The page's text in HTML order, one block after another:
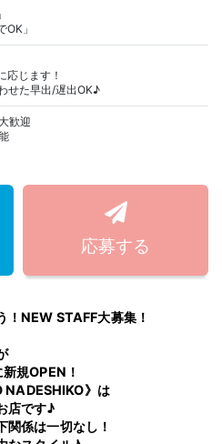
OK」
応じます！
せた早出/遅出OK♪
歓迎
応募する
！NEW STAFF大募集！
規OPEN！
NADESHIKO》は
店です♪
関係は一切なし！